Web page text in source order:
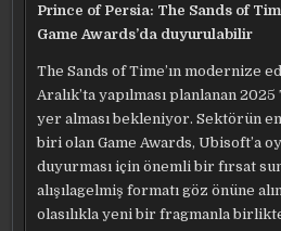
Prince of Persia: The Sands of
Game Awards’da duyurulabilir
The Sands of Time’ın modernize
Aralık’ta yapılması planlanan 2025
yer alması bekleniyor. Sektörün
biri olan Game Awards, Ubisoft’a
duyurması için önemli bir fırsat
alışılagelmiş formatı göz önüne
olasılıkla yeni bir fragmanla